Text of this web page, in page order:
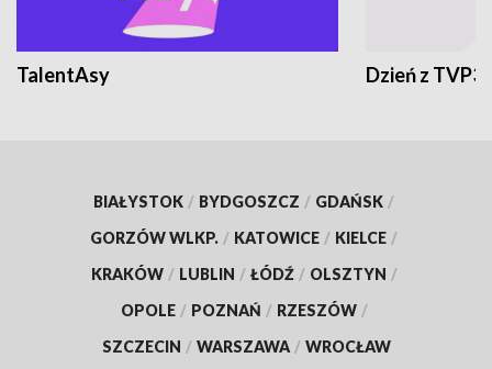
TalentAsy Dzień z TVP3
BIAŁYSTOK / BYDGOSZCZ / GDAŃSK /
GORZÓW WLKP. / KATOWICE / KIELCE /
KRAKÓW / LUBLIN / ŁÓDŹ / OLSZTYN /
OPOLE / POZNAŃ / RZESZÓW /
SZCZECIN / WARSZAWA / WROCŁAW